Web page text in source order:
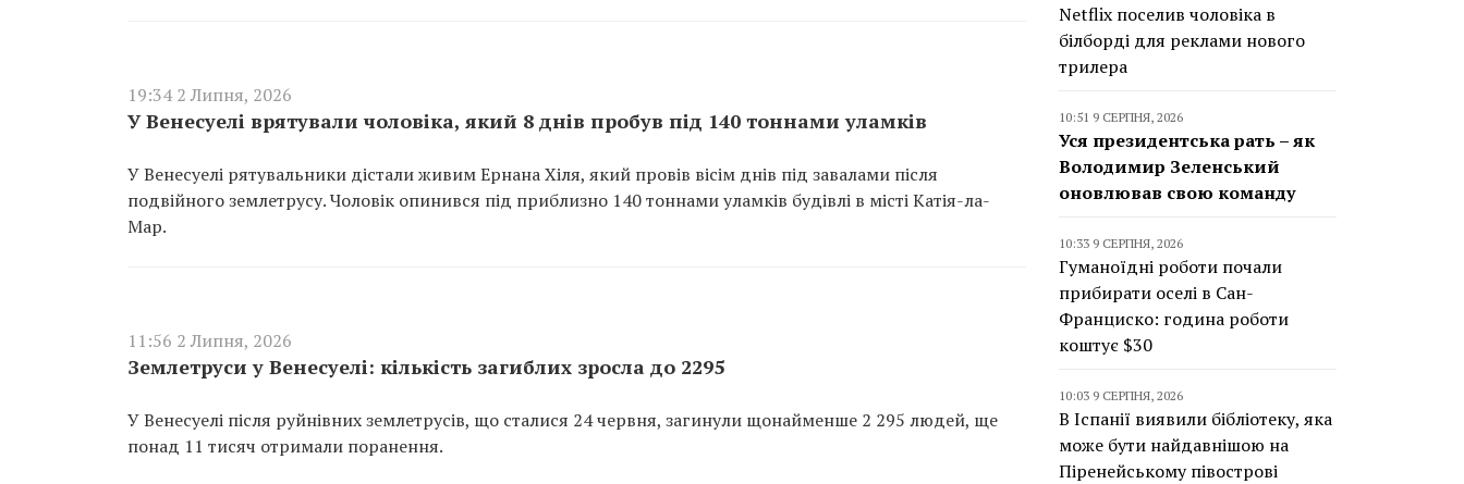
19:34 2 Липня, 2026
У Венесуелі врятували чоловіка, який 8 днів пробув під 140 тоннами уламків
У Венесуелі рятувальники дістали живим Ернана Хіля, який провів вісім днів під завалами після
подвійного землетрусу. Чоловік опинився під приблизно 140 тоннами уламків будівлі в місті Катія-ла-
Мар.
11:56 2 Липня, 2026
Землетруси у Венесуелі: кількість загиблих зросла до 2295
У Венесуелі після руйнівних землетрусів, що сталися 24 червня, загинули щонайменше 2 295 людей, ще
понад 11 тисяч отримали поранення.
Netflix поселив чоловіка в
білборді для реклами нового
трилера
10:51 9 СЕРПНЯ, 2026
Уся президентська рать – як
Володимир Зеленський
оновлював свою команду
10:33 9 СЕРПНЯ, 2026
Гуманоїдні роботи почали
прибирати оселі в Сан-
Франциско: година роботи
коштує $30
10:03 9 СЕРПНЯ, 2026
В Іспанії виявили бібліотеку, яка
може бути найдавнішою на
Піренейському півострові